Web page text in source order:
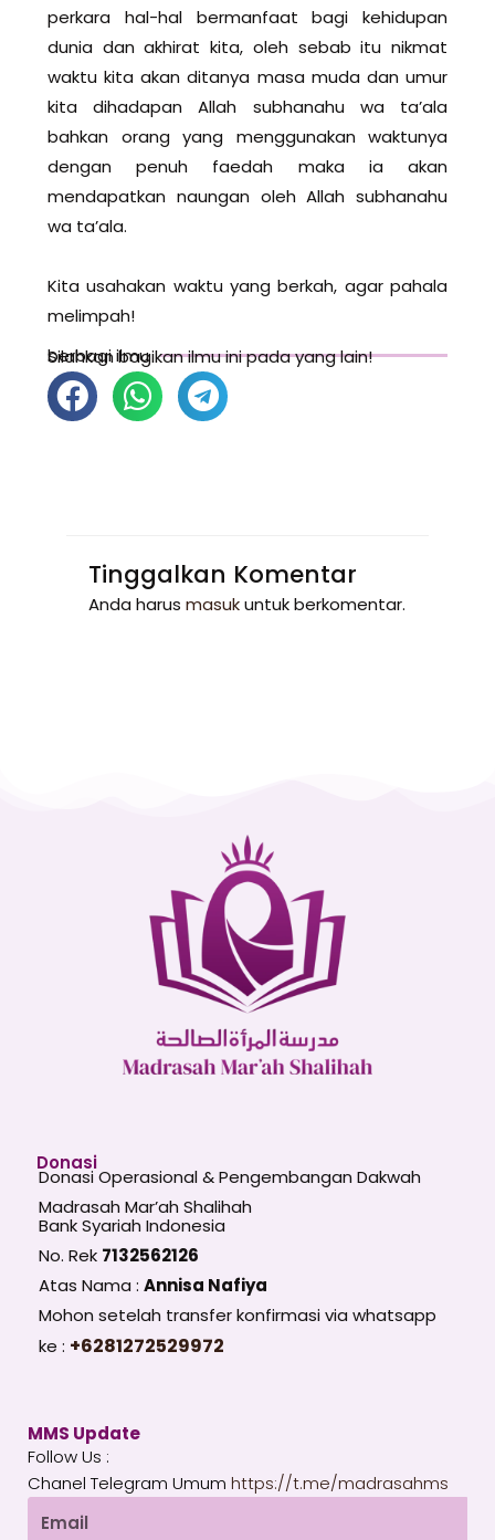
perkara hal-hal bermanfaat bagi kehidupan
dunia dan akhirat kita, oleh sebab itu nikmat
waktu kita akan ditanya masa muda dan umur
kita dihadapan Allah subhanahu wa ta’ala
bahkan orang yang menggunakan waktunya
dengan penuh faedah maka ia akan
mendapatkan naungan oleh Allah subhanahu
wa ta’ala.
Kita usahakan waktu yang berkah, agar pahala
melimpah!
berbagi ilmu
Silahkan bagikan ilmu ini pada yang lain!
Tinggalkan Komentar
Anda harus masukuntuk berkomentar.
Donasi
Donasi Operasional & Pengembangan Dakwah
Madrasah Mar’ah Shalihah
Bank Syariah Indonesia
No. Rek 7132562126
Atas Nama : Annisa Nafiya
Mohon setelah transfer konfirmasi via whatsapp
ke : +6281272529972
MMS Update
Follow Us :
Chanel Telegram Umum https://t.me/madrasahms
Email